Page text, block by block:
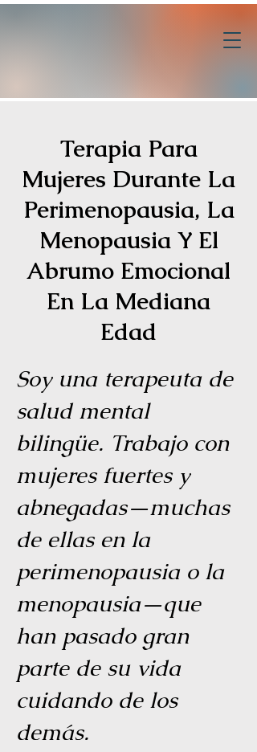
Terapia Para
Mujeres Durante La
Perimenopausia, La
Menopausia Y El
Abrumo Emocional
En La Mediana
Edad
Soy una terapeuta de
salud mental
bilingüe. Trabajo con
mujeres fuertes y
abnegadas—muchas
de ellas en la
perimenopausia o la
menopausia—que
han pasado gran
parte de su vida
cuidando de los
demás.